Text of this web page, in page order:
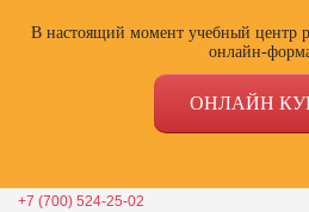
В настоящий момент учебный центр
онлайн-
ОНЛАЙН
+7 (700) 524-25-02